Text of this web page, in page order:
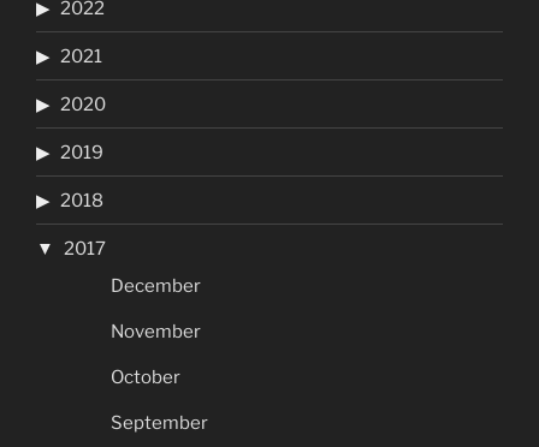
2022
2021
2020
2019
2018
2017
December
November
October
September